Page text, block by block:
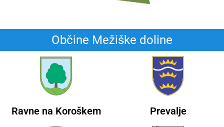
Občine Mežiške doline
Ravne na Koroškem Prevalje